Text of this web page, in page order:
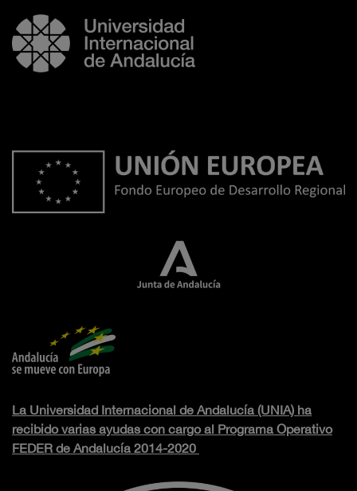
La Universidad Internacional de Andalucía (UNIA) ha
recibido varias ayudas con cargo al Programa Operativo
FEDER de Andalucía 2014-2020